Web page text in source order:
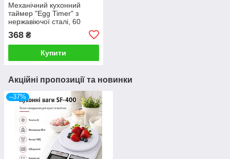
Механічний кухонний
таймер "Egg Timer" з
нержавіючої сталі, 60
368 ₴
Купити
Акційні пропозиції та новинки
–37%